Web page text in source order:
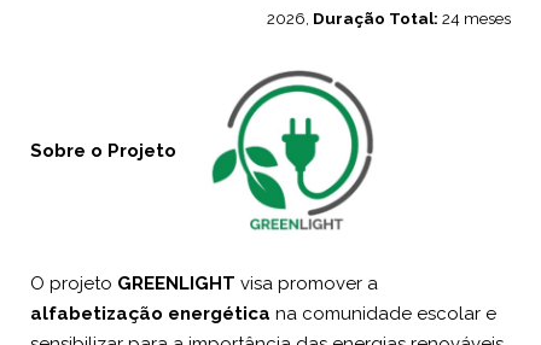
2026, Duração Total: 24 meses
Sobre o Projeto
O projeto GREENLIGHT visa promover a
alfabetização energética na comunidade escolar e